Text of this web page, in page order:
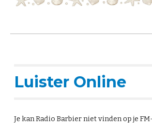
Luister Online
Je kan Radio Barbier niet vinden op je